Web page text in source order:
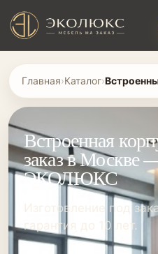
Главная›Каталог›
Встроенная
заказ в Москве
ЭКОЛЮКС
Изготовление под
гарантия до 10 лет.